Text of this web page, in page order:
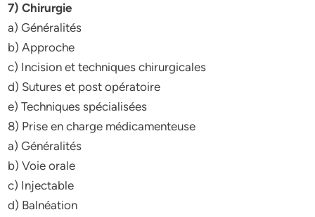
7) Chirurgie
a) Généralités
b) Approche
c) Incision et techniques chirurgicales
d) Sutures et post opératoire
e) Techniques spécialisées
8) Prise en charge médicamenteuse
a) Généralités
b) Voie orale
c) Injectable
d) Balnéation